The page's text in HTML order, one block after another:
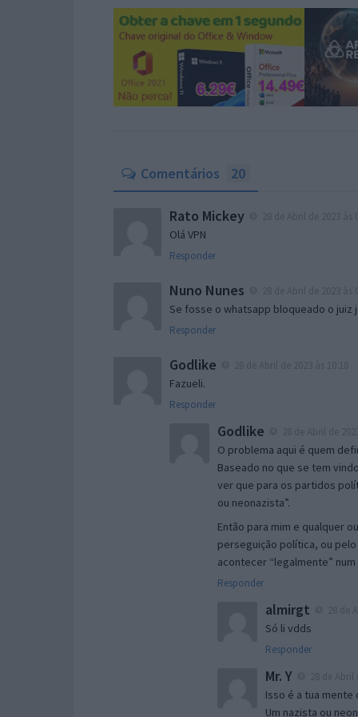
Comentários 20
Rato Mickey
Olá VPN
Responder
Nuno Nunes
Se fosse o whatsapp bloqueado o juiz
Responder
Godlike
Fazueli.
Responder
Godlike
O problema aqui é quem
Baseado no que se tem
ver que para os partidos
ou neonazista”.
Então para mim e qualquer
perseguição política, ou
acontecer “legalmente”
Responder
almirgt
Só li vdds
Responder
Mr. Y
Isso é a tua mente
Um nazista ou